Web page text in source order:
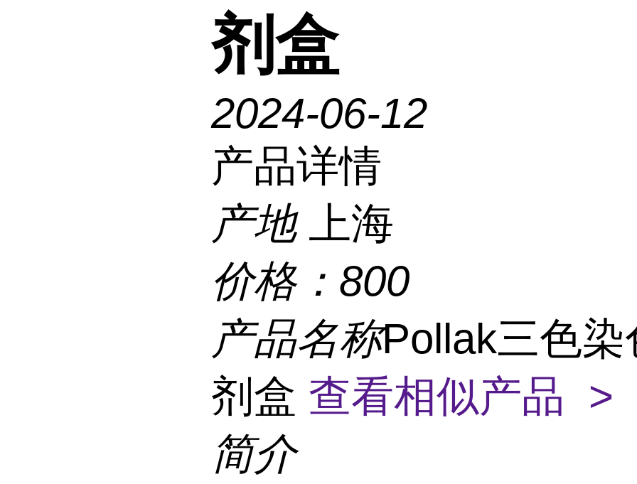
剂盒
2024-06-12
产品详情
产地 上海
价格： 800
产品名称Pollak三色染
剂盒 查看相似产品 >
简介